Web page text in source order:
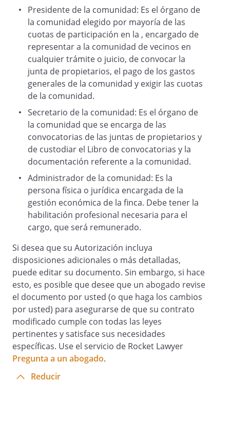
Presidente de la comunidad: Es el órgano de
la comunidad elegido por mayoría de las
cuotas de participación en la , encargado de
representar a la comunidad de vecinos en
cualquier trámite o juicio, de convocar la
junta de propietarios, el pago de los gastos
generales de la comunidad y exigir las cuotas
de la comunidad.
Secretario de la comunidad: Es el órgano de
la comunidad que se encarga de las
convocatorias de las juntas de propietarios y
de custodiar el Libro de convocatorias y la
documentación referente a la comunidad.
Administrador de la comunidad: Es la
persona física o jurídica encargada de la
gestión económica de la finca. Debe tener la
habilitación profesional necesaria para el
cargo, que será remunerado.
Si desea que su Autorización incluya
disposiciones adicionales o más detalladas,
puede editar su documento. Sin embargo, si hace
esto, es posible que desee que un abogado revise
el documento por usted (o que haga los cambios
por usted) para asegurarse de que su contrato
modificado cumple con todas las leyes
pertinentes y satisface sus necesidades
específicas. Use el servicio de Rocket Lawyer
Pregunta a un abogado.
Reducir